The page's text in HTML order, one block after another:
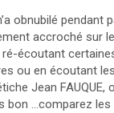
obnubilé pendant
accroché sur
écoutant
ou en écoutant
Jean FAUQUE,
bon …comparez les